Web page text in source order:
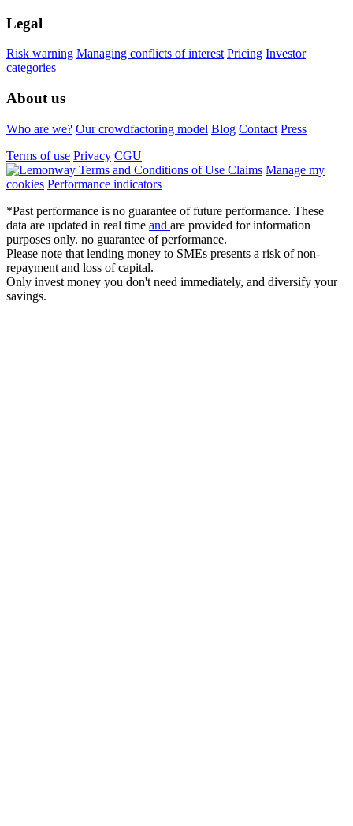
Legal
Risk warning Managing conflicts of interest Pricing Investor
categories
About us
Who are we? Our crowdfactoring model Blog Contact Press
Terms of use Privacy CGU
Claims Manage my
cookies Performance indicators
*Past performance is no guarantee of future performance. These
data are updated in real time and are provided for information
purposes only. no guarantee of performance.
Please note that lending money to SMEs presents a risk of non-
repayment and loss of capital.
Only invest money you don't need immediately, and diversify your
savings.